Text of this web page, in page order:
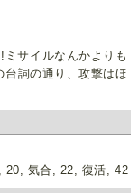
サイルなんかよりも
詞の通り、攻撃はほ
20, 気合, 22, 復活, 42